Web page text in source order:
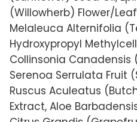
(Willowherb) Flower/
Melaleuca Alternifolia
Hydroxypropyl
Collinsonia Canadensis
Serenoa Serrulata Fruit
Ruscus Aculeatus
Extract, Aloe